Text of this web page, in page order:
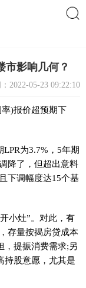
市影响几何？
2022-05-23 09:22:10
率)报价超预期下
为3.7%，5年期
降了，但超出意料
下调幅度达15个基
小灶”。对此，有
存量按揭房贷成本
，提振消费需求;另
持股意愿，尤其是